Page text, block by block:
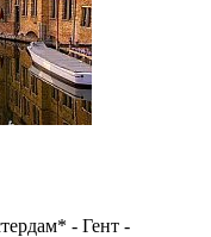
- Гент -